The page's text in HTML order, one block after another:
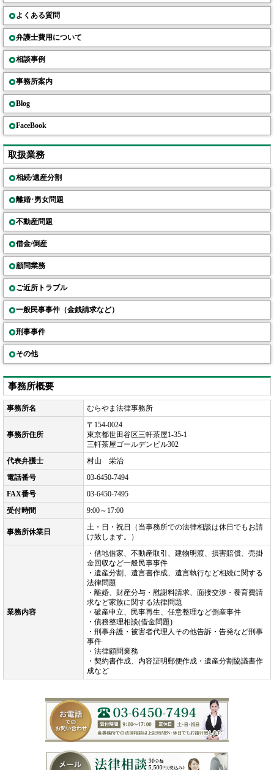
よくある質問
弁護士費用について
相談事例
事務所案内
Blog
FaceBook
取扱業務
相続/遺産分割
離婚･男女問題
不動産問題
借金/倒産
顧問業務
ご近所トラブル
一般民事事件（金銭請求など）
刑事事件
その他
事務所概要
事務所名 むらやま法律事務所
事務所住所
〒154-0024
東京都世田谷区三軒茶屋1-35-1
三軒茶屋ゴールデンビル302
代表弁護士
村山 栄治
電話番号
03-6450-7494
FAX番号
03-6450-7495
受付時間
9:00～17:00
事務所休業日
土・日・祝日（当事務所での法律相談は休日でもお請
け致します。）
業務内容
・借地借家、不動産取引、建物明渡、損害賠償、売掛
金回収など一般民事事件
・遺産分割、遺言書作成、遺言執行など相続に関する
法律問題
・離婚、財産分与・慰謝料請求、面接交渉・養育費請
求など家族に関する法律問題
・破産申立、民事再生、任意整理など倒産事件
・債務整理相談(借金問題)
・刑事弁護・被害者代理人その他告訴・告発など刑事
事件
・法律顧問業務
・契約書作成、内容証明郵便作成・遺産分割協議書作
成など